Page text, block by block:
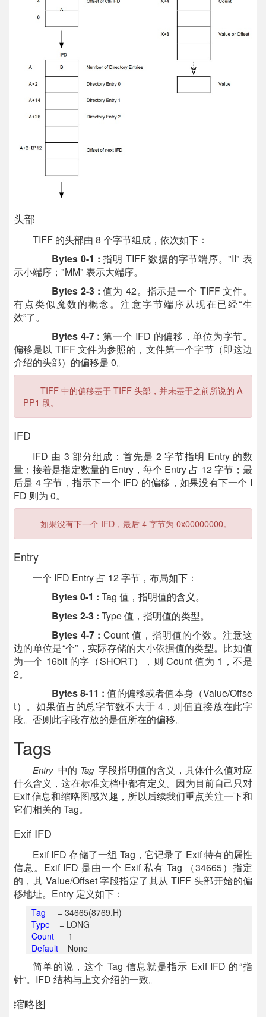
头部
TIFF 的头部由 8 个字节组成，依次如下：
Bytes 0-1 :指明 TIFF 数据的字节端序。"II" 表
示小端序；"MM" 表示大端序。
Bytes 2-3 :值为 42。指示是一个 TIFF 文件。
有点类似魔数的概念。注意字节端序从现在已经“生
效”了。
Bytes 4-7 :第一个 IFD 的偏移，单位为字节。
偏移是以 TIFF 文件为参照的，文件第一个字节（即这边
介绍的头部）的偏移是 0。
TIFF 中的偏移基于 TIFF 头部，并未基于之前所说的 A
PP1 段。
IFD
IFD 由 3 部分组成：首先是 2 字节指明 Entry 的数
量；接着是指定数量的 Entry，每个 Entry 占 12 字节；最
后是 4 字节，指示下一个 IFD 的偏移，如果没有下一个 I
FD 则为 0。
如果没有下一个 IFD，最后 4 字节为 0x00000000。
Entry
一个 IFD Entry 占 12 字节，布局如下：
Bytes 0-1 : Tag 值，指明值的含义。
Bytes 2-3 : Type 值，指明值的类型。
Bytes 4-7 : Count 值，指明值的个数。注意这
边的单位是“个”，实际存储的大小依据值的类型。比如值
为一个 16bit 的字（SHORT），则 Count 值为 1，不是
2。
Bytes 8-11 :值的偏移或者值本身（Value/Offse
t）。如果值占的总字节数不大于 4，则值直接放在此字
段。否则此字段存放的是值所在的偏移。
Tags
Entry 中的 Tag 字段指明值的含义，具体什么值对应
什么含义，这在标准文档中都有定义。因为目前自己只对
Exif 信息和缩略图感兴趣，所以后续我们重点关注一下和
它们相关的 Tag。
Exif IFD
Exif IFD 存储了一组 Tag，它记录了 Exif 特有的属性
信息。Exif IFD 是由一个 Exif 私有 Tag （34665）指定
的，其 Value/Offset 字段指定了其从 TIFF 头部开始的偏
移地址。Entry 定义如下：
Tag = 34665(8769.H)
Type = LONG
Count = 1
Default = None
简单的说，这个 Tag 信息就是指示 Exif IFD 的“指
针”。IFD 结构与上文介绍的一致。
缩略图